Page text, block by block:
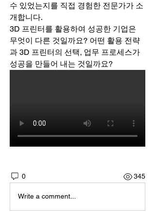
수 있었는지를 직접 경험한 전문가가 소
개합니다.
3D 프린터를 활용하여 성공한 기업은
무엇이 다른 것일까요? 어떤 활용 전략
과 3D 프린터의 선택, 업무 프로세스가
성공을 만들어 내는 것일까요?
0 345
Write a comment...